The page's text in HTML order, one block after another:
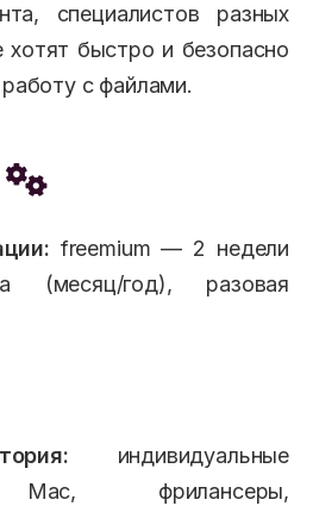
специалистов разных
хотят быстро и безопасно
с файлами.
freemium — 2 недели
(месяц/год), разовая
индивидуальные
Mac, фрилансеры,